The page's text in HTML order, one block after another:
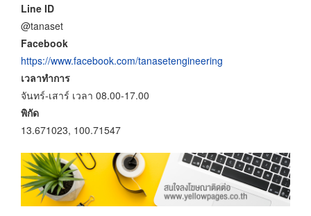
Line ID
@tanaset
Facebook
https://www.facebook.com/tanasetengineering
เวลาทำการ
จันทร์-เสาร์ เวลา 08.00-17.00
พิกัด
13.671023, 100.71547